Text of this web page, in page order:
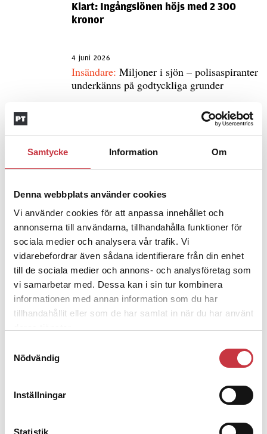
Samtycke Information Om
Denna webbplats använder cookies
Vi använder cookies för att anpassa innehållet och
annonserna till användarna, tillhandahålla funktioner för
sociala medier och analysera vår trafik. Vi
vidarebefordrar även sådana identifierare från din enhet
till de sociala medier och annons- och analysföretag som
vi samarbetar med. Dessa kan i sin tur kombinera
informationen med annan information som du har
tillhandahållit eller som de har samlat in när du har använt
Nödvändig
Inställningar
Statistik
Klart: Ingångslönen höjs med 2 300
kronor
4 juni 2026
Insändare: Miljoner i sjön – polisaspiranter
underkänns på godtyckliga grunder
ska han lära sig grunderna
4 juni 2026
Polisregionen erkänner fel: ”Kommer
att rättas till”
Debatt
kunskapsstyrning – inte om forskarnas